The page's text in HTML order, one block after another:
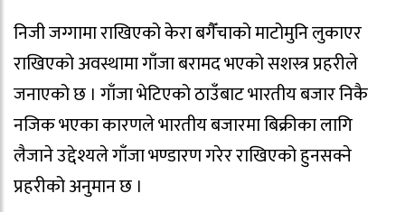
निजी जग्गामा राखिएको केरा बगैँचाको माटोमुनि लुकाएर
राखिएको अवस्थामा गाँजा बरामद भएको सशस्त्र प्रहरीले
जनाएको छ । गाँजा भेटिएको ठाउँबाट भारतीय बजार निकै
नजिक भएका कारणले भारतीय बजारमा बिक्रीका लागि
लैजाने उद्देश्यले गाँजा भण्डारण गरेर राखिएको हुनसक्ने
प्रहरीको अनुमान छ ।